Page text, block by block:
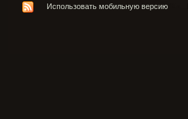
Использовать мобильную версию